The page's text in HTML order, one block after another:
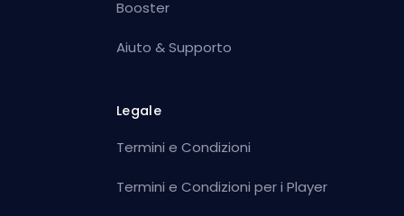
Booster
Aiuto & Supporto
Legale
Termini e Condizioni
Termini e Condizioni per i Player